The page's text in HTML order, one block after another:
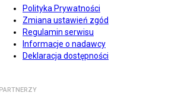
Polityka Prywatności
Zmiana ustawień zgód
Regulamin serwisu
Informacje o nadawcy
Deklaracja dostępności
PARTNERZY